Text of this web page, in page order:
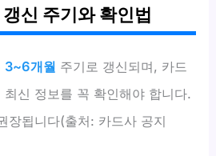
신 주기와 확인법
3~6개월 주기로 갱신되며, 카드
신 정보를 꼭 확인해야 합니다.
장됩니다(출처: 카드사 공지